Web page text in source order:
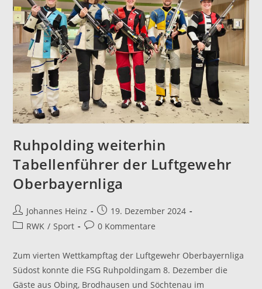
Ruhpolding weiterhin
Tabellenführer der Luftgewehr
Oberbayernliga
Beitrags-
Autor:
Johannes Heinz
Beitrag
veröffentlicht:
19. Dezember 2024
Beitrags-
RWK / Sport
Beitrags-
0 Kommentare
Zum vierten Wettkampftag der Luftgewehr Oberbayernliga
Südost konnte die FSG Ruhpoldingam 8. Dezember die
Gäste aus Obing, Brodhausen und Söchtenau im